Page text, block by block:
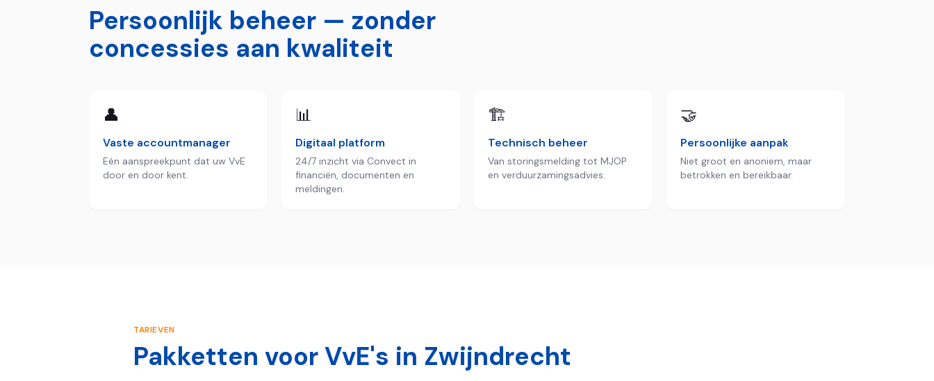
Persoonlijk beheer — zonder
concessies aan kwaliteit
👤
Vaste accountmanager
Eén aanspreekpunt dat uw VvE
door en door kent.
📊
Digitaal platform
24/7 inzicht via Convect in
financiën, documenten en
meldingen.
🏗️
Technisch beheer
Van storingsmelding tot MJOP
en verduurzamingsadvies.
🤝
Persoonlijke aanpak
Niet groot en anoniem, maar
betrokken en bereikbaar.
TARIEVEN
Pakketten voor VvE's in Zwijndrecht